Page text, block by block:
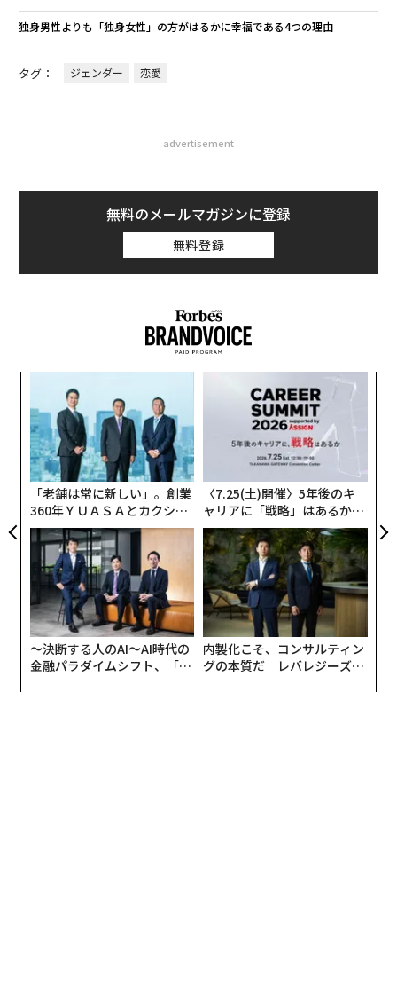
独身男性よりも「独身女性」の方がはるかに幸福である4つの理由
タグ： ジェンダー 恋愛
advertisement
無料のメールマガジンに登録
無料登録
「老舗は常に新しい」。創業
360年ＹＵＡＳＡとカクシン
CEO田尻望が語る、AIを超え
る人の価値
〈7.25(土)開催〉5年後のキ
ャリアに「戦略」はあるか。
トップエグゼクティブのキャ
リアに触れる1日│CAREER S
UMMIT 2026
〜決断する人のAI〜AI時代の
金融パラダイムシフト、「超
内製化こそ、コンサルティン
グの本質だ レバレジーズが